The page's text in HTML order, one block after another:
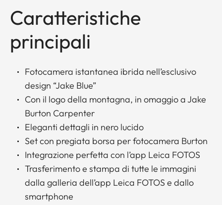
Caratteristiche
principali
Fotocamera istantanea ibrida nell’esclusivo
design “Jake Blue”
Con il logo della montagna, in omaggio a Jake
Burton Carpenter
Eleganti dettagli in nero lucido
Set con pregiata borsa per fotocamera Burton
Integrazione perfetta con l’app Leica FOTOS
Trasferimento e stampa di tutte le immagini
dalla galleria dell’app Leica FOTOS e dallo
smartphone